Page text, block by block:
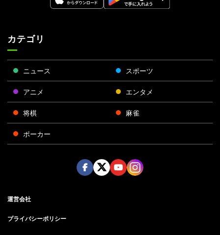
カテゴリ
ニュース スポーツ
アニメ エンタメ
将棋 麻雀
ポーカー
運営会社
プライバシーポリシー